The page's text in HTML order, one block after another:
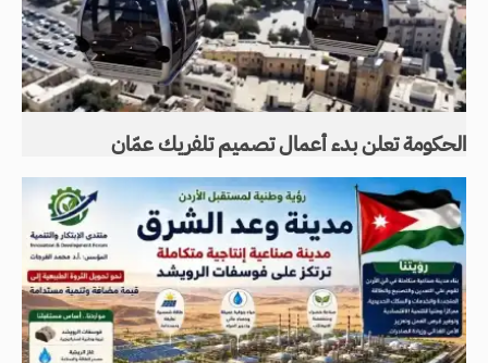
الحكومة تعلن بدء أعمال تصميم تلفريك عمّان